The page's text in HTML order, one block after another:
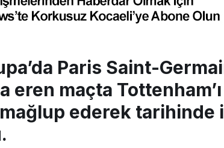
Paris Saint-
eren maçta Tottenham’ı
ederek tarihinde